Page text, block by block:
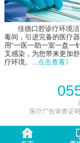
佳德口腔诊疗环境
毒间，引进完备的医疗
用“一医一助一室一盘一
叉感染，为您带来更加
疗环境。...点击查看》
医疗广告审查证